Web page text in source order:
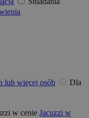
lub więcej osób
Dla
w cenie Jacuzzi w